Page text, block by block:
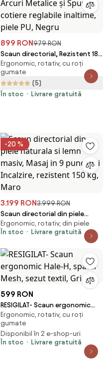
899 RON979 RON
Scaun directorial, Rezistent 180
kg, Sezut cu Arcuri Metalice și
Spumă, cotiere reglabile
inaltime, piele PU, Negru
Ergonomic, rotativ, cu roți
gumate
(5)
În stoc
Livrare gratuită
-20 %
3.199 RON3.999 RON
Scaun directorial din piele
naturala si lemn masiv, Masaj in
9 puncte si Incalzire, rezistent
Ergonomic, rotativ, din piele
În stoc
Livrare gratuită
599 RON
RESIGILAT- Scaun ergonomic
Hale-H, spatar Mesh, sezut
textil, Gri
Ergonomic, rotativ, cu roți
gumate
Disponibil în 2 e-shop-uri
În stoc
Livrare gratuită